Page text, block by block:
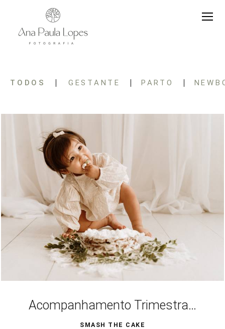
TODOS GESTANTE PARTO
Acompanhamento Trimestral 12 meses - Smash the Cake
SMASH THE CAKE